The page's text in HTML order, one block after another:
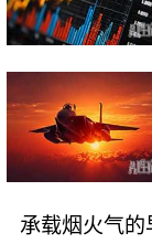
承载烟火气的